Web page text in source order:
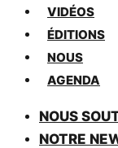
VIDÉOS
ÉDITIONS
NOUS
AGENDA
NOUS
NOTRE